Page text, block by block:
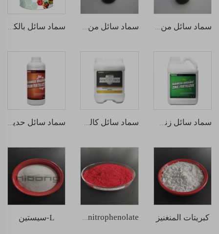
سماد سائل من الحمض الهيومي سماد سائل من الأحماض الأمينية سماد سائل بالكيتوزان
سماد سائل حديد متشابك الأعشاب البحرية
كبريتات المنغنيز sodium nitrophenolate L-سيستين